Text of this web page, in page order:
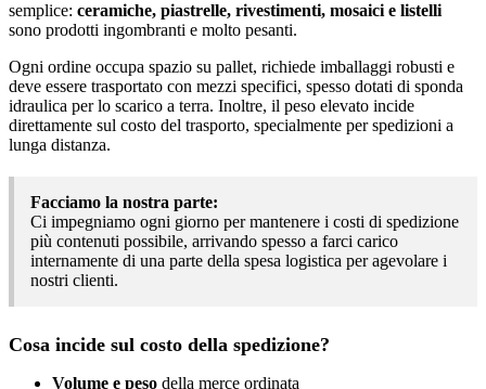
semplice: ceramiche, piastrelle, rivestimenti, mosaici e listelli
sono prodotti ingombranti e molto pesanti.
Ogni ordine occupa spazio su pallet, richiede imballaggi robusti e
deve essere trasportato con mezzi specifici, spesso dotati di sponda
idraulica per lo scarico a terra. Inoltre, il peso elevato incide
direttamente sul costo del trasporto, specialmente per spedizioni a
lunga distanza.
Facciamo la nostra parte:
Ci impegniamo ogni giorno per mantenere i costi di spedizione
più contenuti possibile, arrivando spesso a farci carico
internamente di una parte della spesa logistica per agevolare i
nostri clienti.
Cosa incide sul costo della spedizione?
Volume e peso della merce ordinata